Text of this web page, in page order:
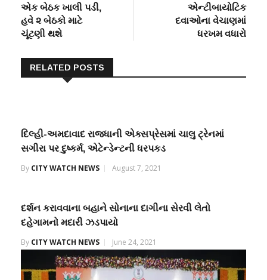
એક બેઠક ખાલી પડી,
હવે ૨ બેઠકો માટે
ચૂંટણી થશે
એન્ટીબાયોટિક
દવાઓના વેચાણમાં
ધરખમ વધારો
RELATED POSTS
દિલ્હી-અમદાવાદ રાજધાની એક્સપ્રેસમાં ચાલુ ટ્રેનમાં
સગીરા પર દુષ્કર્મ, એટેન્ડેન્ટની ધરપકડ
By CITY WATCH NEWS August 7, 2021
દર્શન કરાવવાના બહાને સોનાના દાગીના સેરવી લેતો
દહેગામનો મદારી ઝડપાયો
By CITY WATCH NEWS June 24, 2021